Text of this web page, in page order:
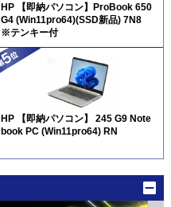
HP 【即納パソコン】ProBook 650
G4 (Win11pro64)(SSD新品) 7N8
※テンキー付
HP 【即納パソコン】 245 G9 Note
book PC (Win11pro64) RN